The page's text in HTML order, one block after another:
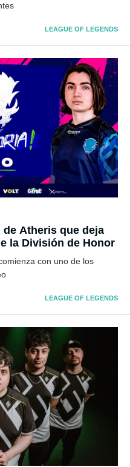
LEAGUE OF LEGENDS
Atheris que deja
la División de Honor
con uno de los
LEAGUE OF LEGENDS